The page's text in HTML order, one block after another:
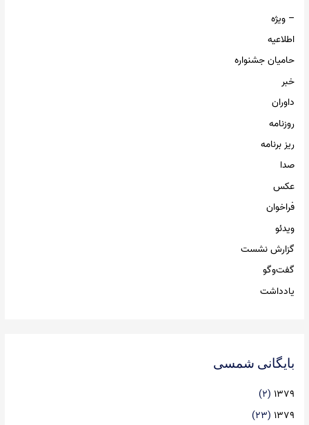
– ویژه
اطلاعیه
حامیان جشنواره
خبر
داوران
روزنامه
ریز برنامه
صدا
عکس
فراخوان
ویدئو
گزارش نشست
گفت‌وگو
یادداشت
بایگانی شمسی
۱۳۷۹ (۲)
۱۳۷۹ (۲۳)